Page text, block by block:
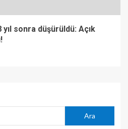
sonra düşürüldü: Açık
Ara